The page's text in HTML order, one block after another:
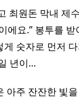
최원돈 막내 제
에요.” 봉투를
숫자로 먼저
년이…
주 잔잔한 빛